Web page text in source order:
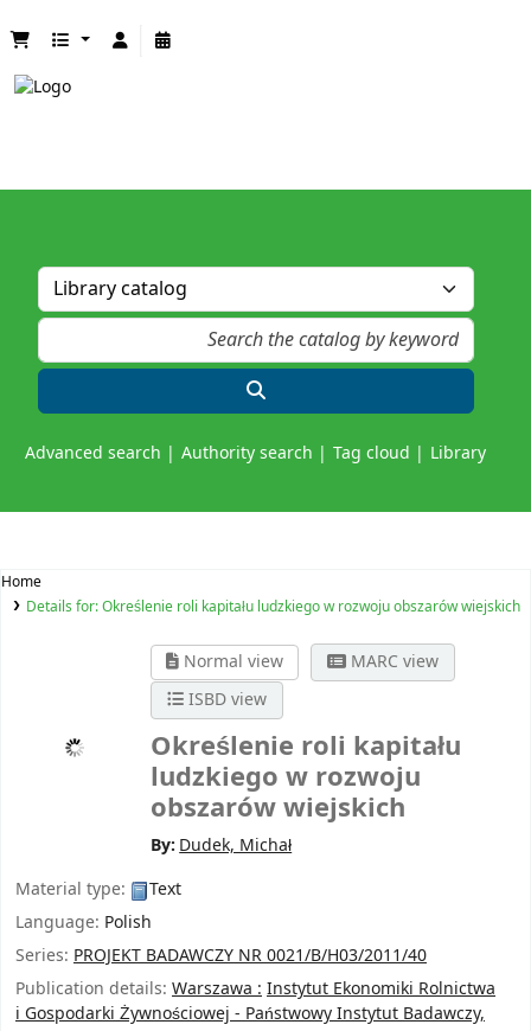
Advanced search Authority search Tag cloud Library
Home
Details for:Określenie roli kapitału ludzkiego w rozwoju obszarów wiejskich
Normal view
MARC view
ISBD view
Określenie roli kapitału
ludzkiego w rozwoju
obszarów wiejskich
By: Dudek, Michał
Material type:
Text
Language: Polish
Series: PROJEKT BADAWCZY NR 0021/B/H03/2011/40
Publication details: Warszawa :Instytut Ekonomiki Rolnictwa
i Gospodarki Żywnościowej - Państwowy Instytut Badawczy,